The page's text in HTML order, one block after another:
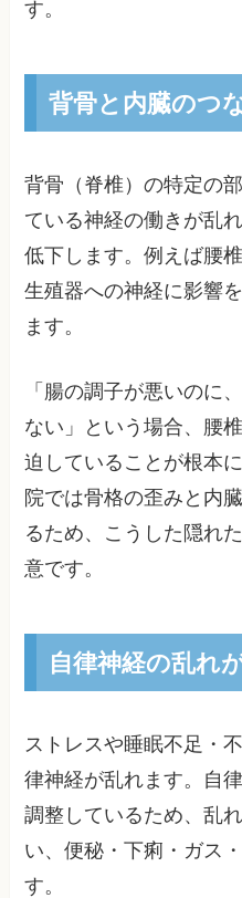
す。
背骨と内臓のつ
背骨（脊椎）の特定の
ている神経の働きが乱
低下します。例えば腰
生殖器への神経に影響
ます。
「腸の調子が悪いのに
ない」という場合、腰
迫していることが根本
院では骨格の歪みと内
るため、こうした隠れ
意です。
自律神経の乱れ
ストレスや睡眠不足・
律神経が乱れます。自
調整しているため、乱
い、便秘・下痢・ガス
す。